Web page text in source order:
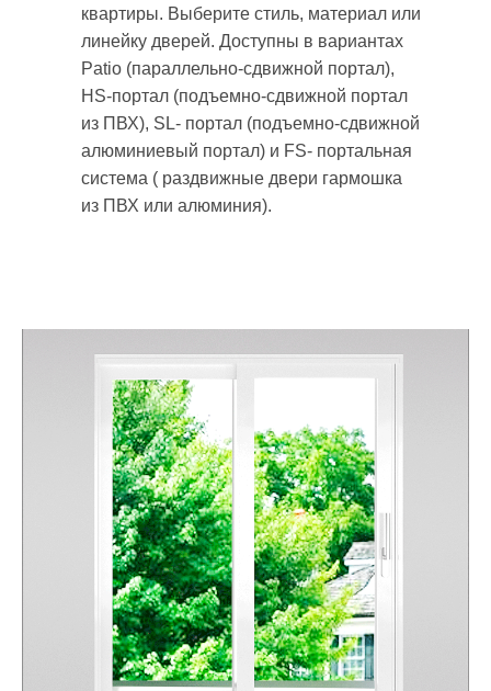
квартиры. Выберите стиль, материал или
линейку дверей. Доступны в вариантах
Patio (параллельно-сдвижной портал),
HS-портал (подъемно-сдвижной портал
из ПВХ), SL- портал (подъемно-сдвижной
алюминиевый портал) и FS- портальная
система ( раздвижные двери гармошка
из ПВХ или алюминия).